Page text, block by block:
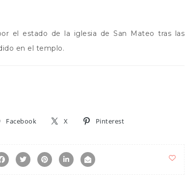
el estado de la iglesia de San Mateo tras las
en el templo.
Facebook X Pinterest